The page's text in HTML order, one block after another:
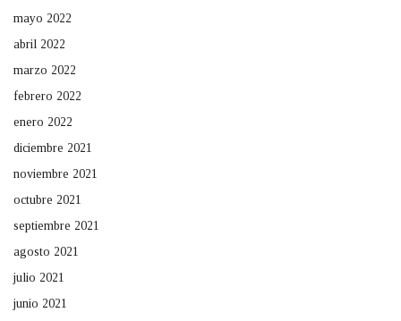
mayo 2022
abril 2022
marzo 2022
febrero 2022
enero 2022
diciembre 2021
noviembre 2021
octubre 2021
septiembre 2021
agosto 2021
julio 2021
junio 2021